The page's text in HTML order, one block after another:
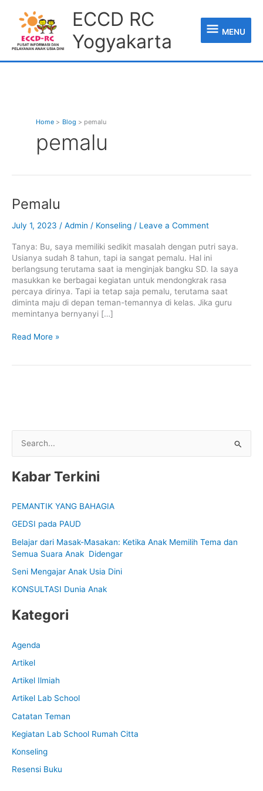
content
ECCD RC
Yogyakarta
MENU
Home Blog pemalu
pemalu
Pemalu
July 1, 2023 / Admin / Konseling / Leave a Comment
Tanya: Bu, saya memiliki sedikit masalah dengan putri saya.
Usianya sudah 8 tahun, tapi ia sangat pemalu. Hal ini
berlangsung terutama saat ia menginjak bangku SD. Ia saya
masukkan ke berbagai kegiatan untuk mendongkrak rasa
percaya dirinya. Tapi ia tetap saja pemalu, terutama saat
diminta maju di depan teman-temannya di kelas. Jika guru
memintanya bernyanyi […]
Pemalu
Read More »
a
c
h
f
o
r
:
Kabar Terkini
PEMANTIK YANG BAHAGIA
GEDSI pada PAUD
Belajar dari Masak-Masakan: Ketika Anak Memilih Tema dan
Semua Suara Anak Didengar
Seni Mengajar Anak Usia Dini
KONSULTASI Dunia Anak
Kategori
Agenda
Artikel
Artikel Ilmiah
Artikel Lab School
Catatan Teman
Kegiatan Lab School Rumah Citta
Konseling
Resensi Buku